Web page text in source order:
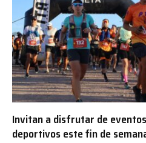
Invitan a disfrutar de
deportivos este fin de